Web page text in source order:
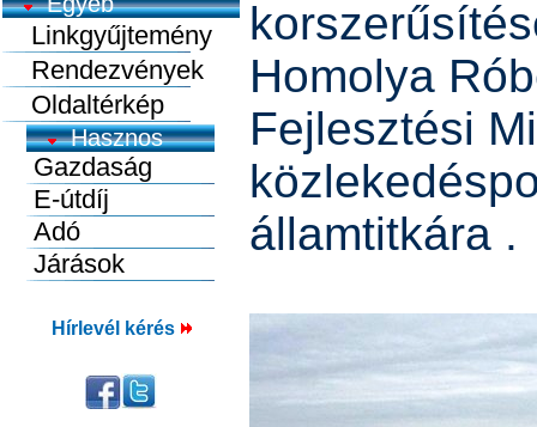
Linkgyűjtemény
Rendezvények
Oldaltérkép
Hírlevél kérés
Homolya
Fejlesztési
államtitkára .